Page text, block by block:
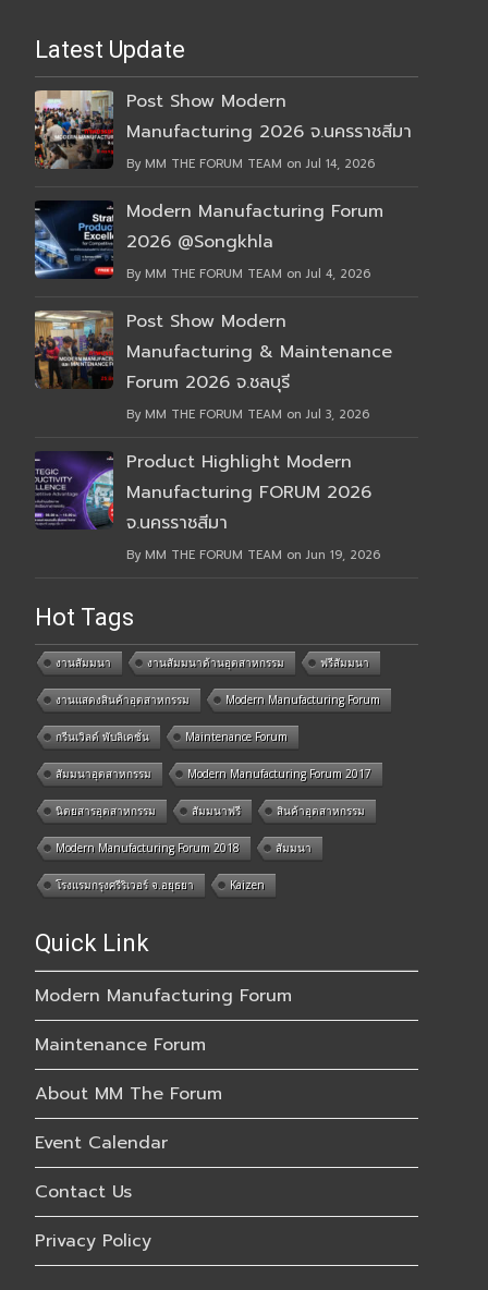
Latest Update
Post Show Modern
Manufacturing 2026 จ.นครราชสีมา
By MM THE FORUM TEAM on Jul 14, 2026
Modern Manufacturing Forum
2026 @Songkhla
By MM THE FORUM TEAM on Jul 4, 2026
Post Show Modern
Manufacturing & Maintenance
Forum 2026 จ.ชลบุรี
By MM THE FORUM TEAM on Jul 3, 2026
Product Highlight Modern
Manufacturing FORUM 2026
จ.นครราชสีมา
By MM THE FORUM TEAM on Jun 19, 2026
Hot Tags
งานสัมมนา งานสัมมนาด้านอุตสาหกรรม ฟรีสัมมนา
งานแสดงสินค้าอุตสาหกรรม Modern Manufacturing Forum
กรีนเวิลด์ พับลิเคชั่น Maintenance Forum
สัมมนาอุตสาหกรรม Modern Manufacturing Forum 2017
นิตยสารอุตสาหกรรม สัมมนาฟรี สินค้าอุตสาหกรรม
Modern Manufacturing Forum 2018 สัมมนา
โรงแรมกรุงศรีริเวอร์ จ.อยุธยา Kaizen
Quick Link
Modern Manufacturing Forum
Maintenance Forum
About MM The Forum
Event Calendar
Contact Us
Privacy Policy